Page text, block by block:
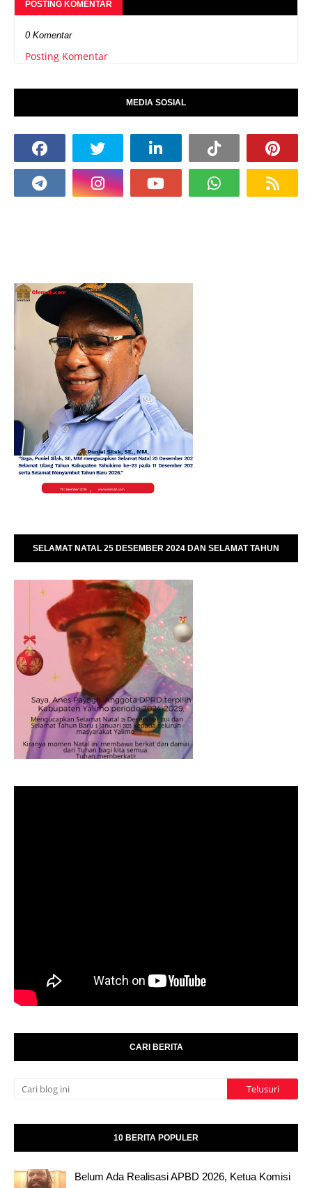
POSTING KOMENTAR
0 Komentar
Posting Komentar
MEDIA SOSIAL
SELAMAT NATAL 25 DESEMBER 2024 DAN SELAMAT TAHUN
CARI BERITA
10 BERITA POPULER
Belum Ada Realisasi APBD 2026, Ketua Komisi